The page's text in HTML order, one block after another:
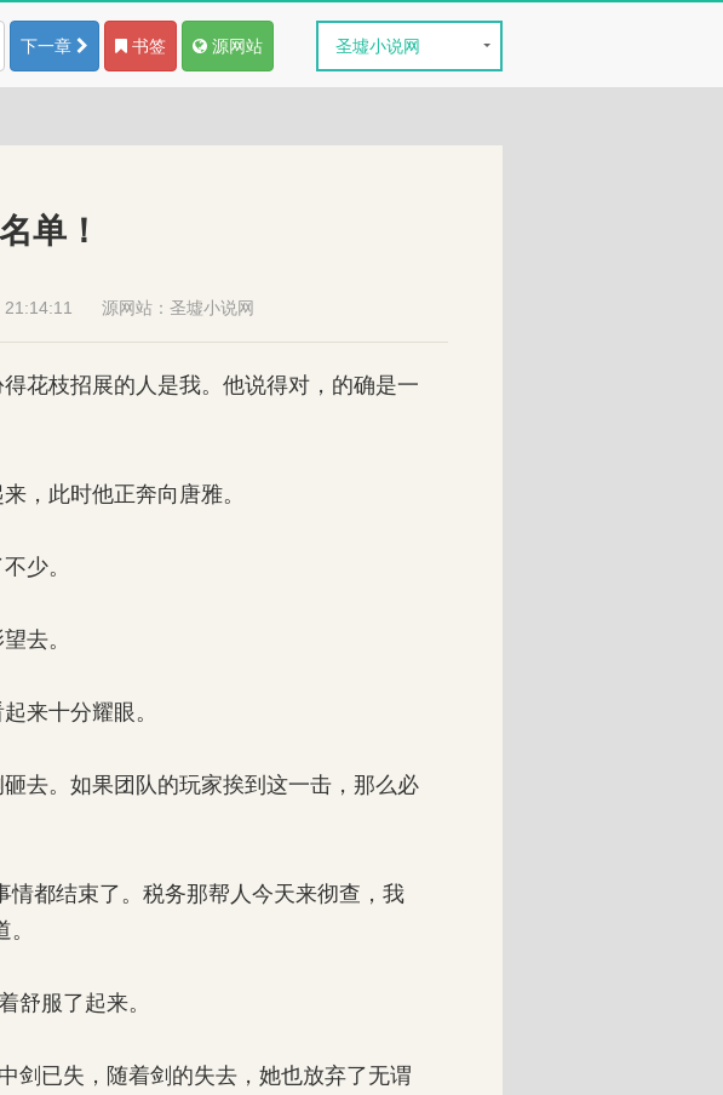
下一章 书签 源网站 圣墟小说网
单！
源网站： 圣墟小说网
枝招展的人是我。他说得对，的确是一
，此时他正奔向唐雅。
少。
去。
来十分耀眼。
去。如果团队的玩家挨到这一击，那么必
都结束了。税务那帮人今天来彻查，我
服了起来。
已失，随着剑的失去，她也放弃了无谓